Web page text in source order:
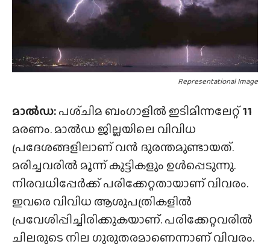
Representational Image
മാൽഡ:പശ്‌ചിമ ബംഗാളിൽ ഇടിമിന്നലേറ്റ്11
മരണം. മാൽഡ ജില്ലയിലെ വിവിധ
പ്രദേശങ്ങളിലാണ് വൻ ദുരന്തമുണ്ടായത്.
മരിച്ചവരിൽ മൂന്ന് കുട്ടികളും ഉൾപ്പെടുന്നു.
നിരവധിപ്പേർക്ക് പരിക്കേറ്റതായാണ് വിവരം.
ഇവരെ വിവിധ ആശുപത്രികളിൽ
പ്രവേശിപ്പിച്ചിരിക്കുകയാണ്. പരിക്കേറ്റവരിൽ
ചിലരുടെ നില ഗുരുതരമാണെന്നാണ് വിവരം.